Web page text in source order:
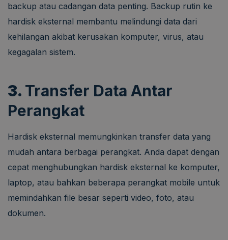
backup atau cadangan data penting. Backup rutin ke
hardisk eksternal membantu melindungi data dari
kehilangan akibat kerusakan komputer, virus, atau
kegagalan sistem.
3. Transfer Data Antar
Perangkat
Hardisk eksternal memungkinkan transfer data yang
mudah antara berbagai perangkat. Anda dapat dengan
cepat menghubungkan hardisk eksternal ke komputer,
laptop, atau bahkan beberapa perangkat mobile untuk
memindahkan file besar seperti video, foto, atau
dokumen.